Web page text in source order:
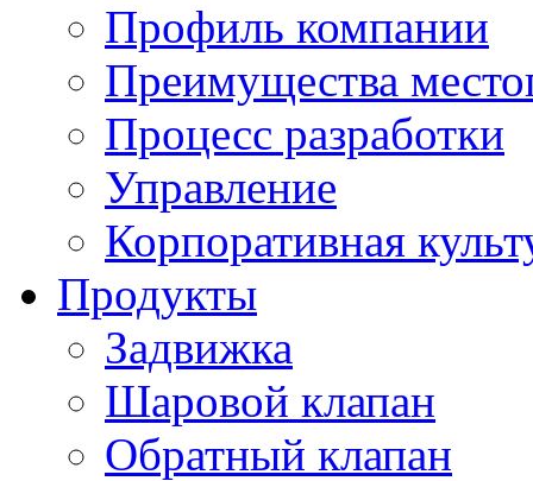
Профиль компании
Преимущества
Процесс разработки
Управление
Корпоративная
Продукты
Задвижка
Шаровой клапан
Обратный клапан